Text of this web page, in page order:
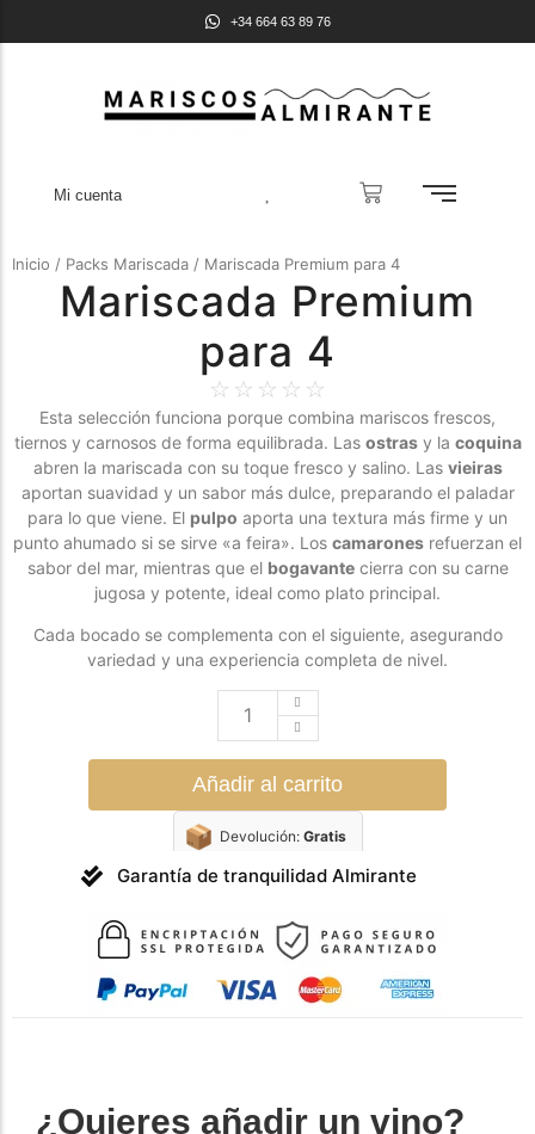
+34 664 63 89 76
Mi cuenta
Inicio / Packs Mariscada / Mariscada Premium para 4
Mariscada Premium
para 4
☆ ☆ ☆ ☆ ☆
Esta selección funciona porque combina mariscos frescos,
tiernos y carnosos de forma equilibrada. Las ostrasy la coquina
abren la mariscada con su toque fresco y salino. Las vieiras
aportan suavidad y un sabor más dulce, preparando el paladar
para lo que viene. El pulpo aporta una textura más firme y un
punto ahumado si se sirve «a feira». Los camarones refuerzan el
sabor del mar, mientras que el bogavantecierra con su carne
jugosa y potente, ideal como plato principal.
Cada bocado se complementa con el siguiente, asegurando
variedad y una experiencia completa de nivel.
Añadir al carrito
📦 Devolución: Gratis
Garantía de tranquilidad Almirante
¿Quieres añadir un vino?